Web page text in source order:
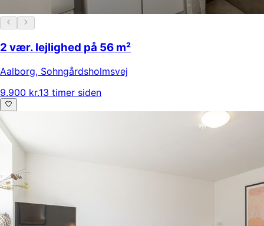
2 vær. lejlighed på 56 m²
Aalborg, Sohngårdsholmsvej
9.900 kr.13 timer siden